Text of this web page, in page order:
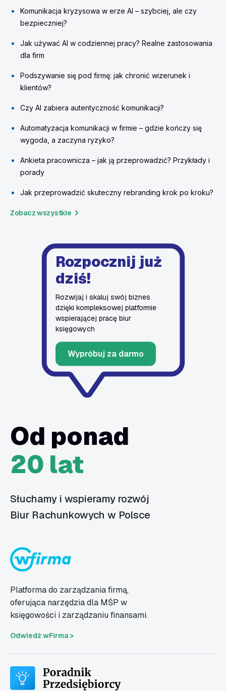
Komunikacja kryzysowa w erze AI – szybciej, ale czy
bezpieczniej?
Jak używać AI w codziennej pracy? Realne zastosowania
dla firm
Podszywanie się pod firmę: jak chronić wizerunek i
klientów?
Czy AI zabiera autentyczność komunikacji?
Automatyzacja komunikacji w firmie – gdzie kończy się
wygoda, a zaczyna ryzyko?
Ankieta pracownicza – jak ją przeprowadzić? Przykłady i
porady
Jak przeprowadzić skuteczny rebranding krok po kroku?
Zobacz wszystkie
Rozpocznij już
dziś!
Rozwijaj i skaluj swój biznes
dzięki kompleksowej platformie
wspierającej pracę biur
księgowych
Wypróbuj za darmo
Od ponad
20 lat
Słuchamy i wspieramy rozwój
Biur Rachunkowych w Polsce
Platforma do zarządzania firmą,
oferująca narzędzia dla MŚP w
księgowości i zarządzaniu finansami.
Odwiedź wFirma >